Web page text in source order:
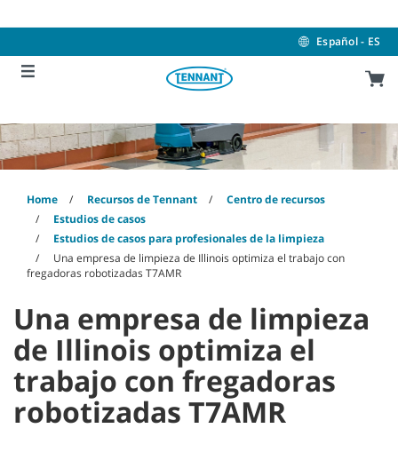
to
to
menu
Español - ES
Home Recursos de Tennant
Centro de recursos
Estudios de casos
Estudios de casos para profesionales de la limpieza
Una empresa de limpieza de Illinois optimiza el trabajo con
fregadoras robotizadas T7AMR
Una empresa de limpieza
de Illinois optimiza el
trabajo con fregadoras
robotizadas T7AMR